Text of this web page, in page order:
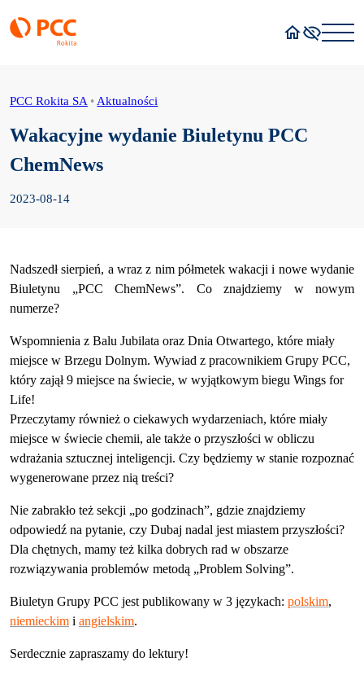
PCC Rokita SA • Aktualności
Wakacyjne wydanie Biuletynu PCC
ChemNews
2023-08-14
Nadszedł sierpień, a wraz z nim półmetek wakacji i nowe wydanie
Biuletynu „PCC ChemNews”. Co znajdziemy w nowym
numerze?
Wspomnienia z Balu Jubilata oraz Dnia Otwartego, które miały
miejsce w Brzegu Dolnym. Wywiad z pracownikiem Grupy PCC,
który zajął 9 miejsce na świecie, w wyjątkowym biegu Wings for
Life!
Przeczytamy również o ciekawych wydarzeniach, które miały
miejsce w świecie chemii, ale także o przyszłości w obliczu
wdrażania sztucznej inteligencji. Czy będziemy w stanie rozpoznać
wygenerowane przez nią treści?
Nie zabrakło też sekcji „po godzinach”, gdzie znajdziemy
odpowiedź na pytanie, czy Dubaj nadal jest miastem przyszłości?
Dla chętnych, mamy też kilka dobrych rad w obszarze
rozwiązywania problemów metodą „Problem Solving”.
Biuletyn Grupy PCC jest publikowany w 3 językach: polskim,
niemieckim i angielskim.
Serdecznie zapraszamy do lektury!